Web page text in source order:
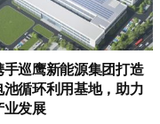
巡鹰新能源集团打造
池循环利用基地，助力
发展